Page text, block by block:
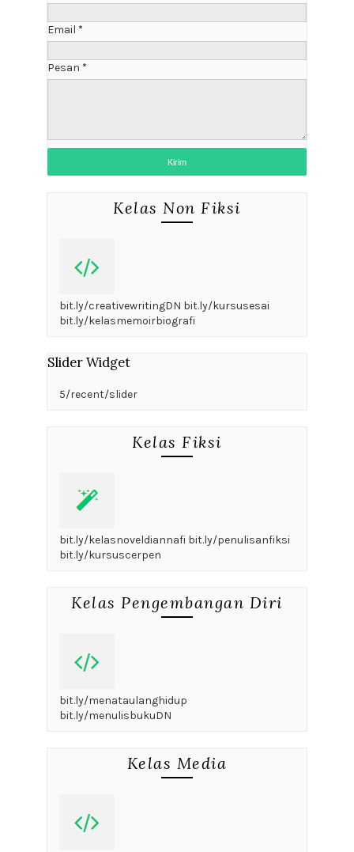
Email *
Pesan *
Kelas Non Fiksi
bit.ly/creativewritingDN bit.ly/kursusesai
bit.ly/kelasmemoirbiografi
Slider Widget
5/recent/slider
Kelas Fiksi
bit.ly/kelasnoveldiannafi bit.ly/penulisanfiksi
bit.ly/kursuscerpen
Kelas Pengembangan Diri
bit.ly/menataulanghidup
bit.ly/menulisbukuDN
Kelas Media